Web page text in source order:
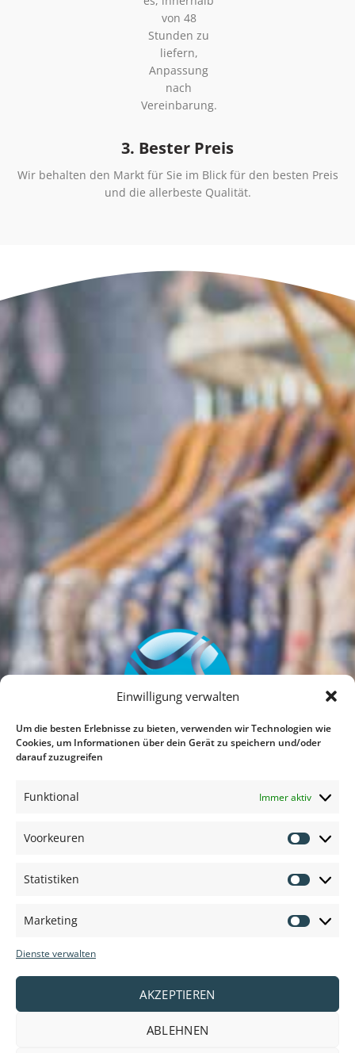
Einwilligung verwalten
Um die besten Erlebnisse zu bieten, verwenden wir Technologien wie
Cookies, um Informationen über dein Gerät zu speichern und/oder
darauf zuzugreifen
Funktional Immer aktiv
Voorkeuren
Statistiken
Marketing
Dienste verwalten
AKZEPTIEREN
ABLEHNEN
von 48
Stunden zu
liefern,
Anpassung
nach
Vereinbarung.
3. Bester Preis
Wir behalten den Markt für Sie im Blick für den besten Preis
und die allerbeste Qualität.
Vielen Dank für Ihren Besuch auf unserer